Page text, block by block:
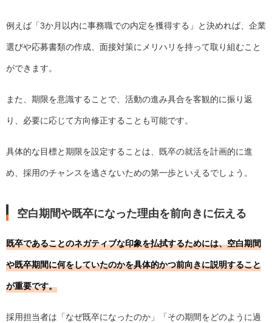
例えば「3か月以内に事務職での内定を獲得する」と決めれば、企業
選びや応募書類の作成、面接対策にメリハリを持って取り組むこと
ができます。
また、期限を意識することで、活動の進み具合を客観的に振り返
り、必要に応じて方向修正することも可能です。
具体的な目標と期限を設定することは、既卒の就活を計画的に進
め、採用のチャンスを逃さないための第一歩といえるでしょう。
空白期間や既卒になった理由を前向きに伝える
既卒であることのネガティブな印象を払拭するためには、空白期間
や既卒期間に何をしていたのかを具体的かつ前向きに説明すること
が重要です。
採用担当者は「なぜ既卒になったのか」「その期間をどのように過